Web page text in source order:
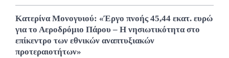
Κατερίνα Μονογυιού: «Έργο πνοής 45,44 εκατ. ευρώ
για το Αεροδρόμιο Πάρου – Η νησιωτικότητα στο
επίκεντρο των εθνικών αναπτυξιακών
προτεραιοτήτων»